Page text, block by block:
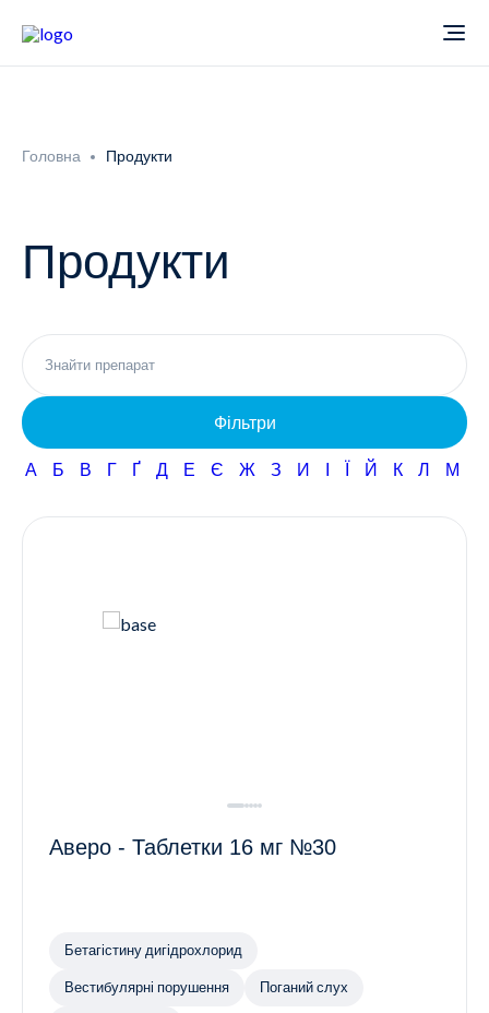
Новини
Неврологія
Гінекологія
Фармаконагляд
Кар'єра
Головна Продукти
Продукти
Фільтри
А Б В Г Ґ Д Е Є Ж З И І Ї Й К Л М
Аверо - Таблетки 16 мг №30
Бетагістину дигідрохлорид
Вестибулярні порушення Поганий слух